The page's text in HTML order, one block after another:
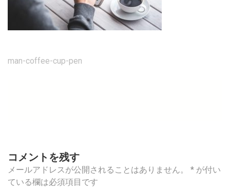
投
ン
man-coffee-cup-pen
コメントを残す
メールアドレスが公開されることはありません。 * が付い
ている欄は必須項目です